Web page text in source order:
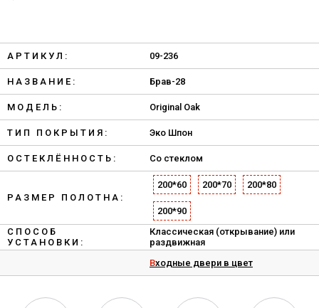
АРТИКУЛ: 09-236
НАЗВАНИЕ: Брав-28
МОДЕЛЬ: Original Oak
ТИП ПОКРЫТИЯ: Эко Шпон
ОСТЕКЛЁННОСТЬ: Со стеклом
РАЗМЕР ПОЛОТНА:
200*60 200*70 200*80
200*90
СПОСОБ
УСТАНОВКИ:
Классическая (открывание) или
раздвижная
Входные двери в цвет